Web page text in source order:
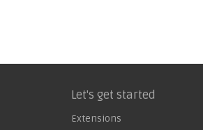
Let's get started
Extensions